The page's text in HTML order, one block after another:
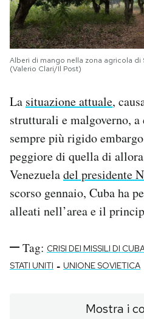
Alberi di mango nella zona agricola di
(Valerio Clari/Il Post)
La situazione attuale,
strutturali e malgoverno,
sempre più rigido
peggiore di quella di
Venezueladel presidente
scorso gennaio, Cuba ha
alleati nell’area e il
Tag: CRISI DEI MISSILI DI
STATI UNITI - UNIONE SOVIETICA
Mostra i